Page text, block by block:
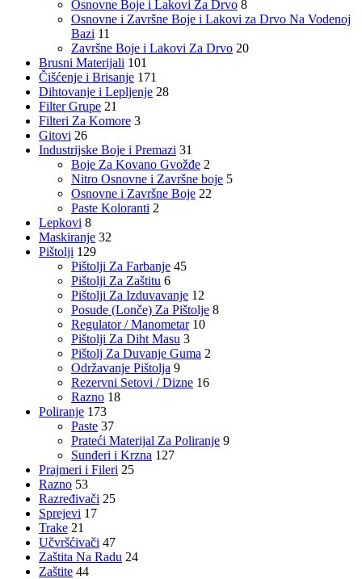
Osnovne Boje i Lakovi Za Drvo 8
Osnovne i Završne Boje i Lakovi za Drvo Na Vodenoj
Bazi 11
Završne Boje i Lakovi Za Drvo 20
Brusni Materijali 101
Čišćenje i Brisanje 171
Dihtovanje i Lepljenje 28
Filter Grupe 21
Filteri Za Komore 3
Gitovi 26
Industrijske Boje i Premazi 31
Boje Za Kovano Gvožđe 2
Nitro Osnovne i Završne boje 5
Osnovne i Završne Boje 22
Paste Koloranti 2
Lepkovi 8
Maskiranje 32
Pištolji 129
Pištolji Za Farbanje 45
Pištolji Za Zaštitu 6
Pištolji Za Izduvavanje 12
Posude (Lonče) Za Pištolje 8
Regulator / Manometar 10
Pištolji Za Diht Masu 3
Pištolj Za Duvanje Guma 2
Održavanje Pištolja 9
Rezervni Setovi / Dizne 16
Razno 18
Poliranje 173
Paste 37
Prateći Materijal Za Poliranje 9
Sunđeri i Krzna 127
Prajmeri i Fileri 25
Razno 53
Razređivači 25
Sprejevi 17
Trake 21
Učvršćivači 47
Zaštita Na Radu 24
Zaštite 44